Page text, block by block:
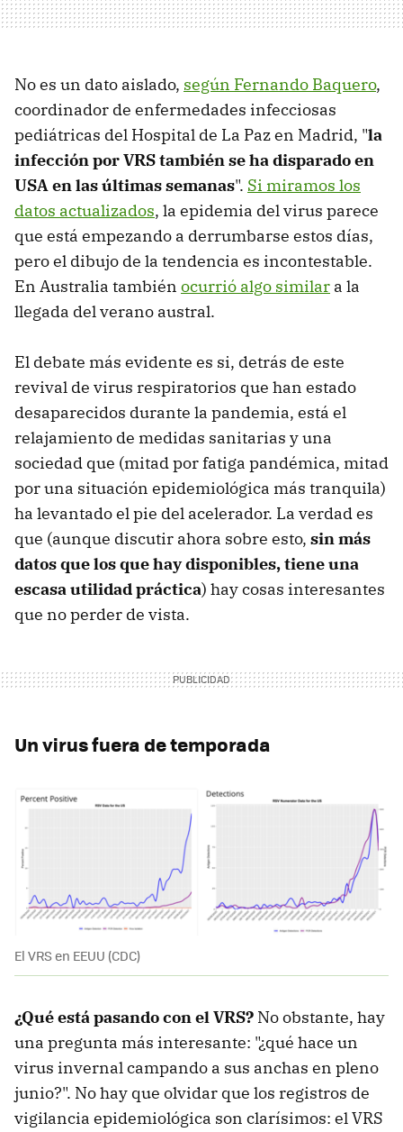
No es un dato aislado, según Fernando Baquero,
coordinador de enfermedades infecciosas
pediátricas del Hospital de La Paz en Madrid, "la
infección por VRS también se ha disparado en
USA en las últimas semanas". Si miramos los
datos actualizados, la epidemia del virus parece
que está empezando a derrumbarse estos días,
pero el dibujo de la tendencia es incontestable.
En Australia también ocurrió algo similar a la
llegada del verano austral.
El debate más evidente es si, detrás de este
revival de virus respiratorios que han estado
desaparecidos durante la pandemia, está el
relajamiento de medidas sanitarias y una
sociedad que (mitad por fatiga pandémica, mitad
por una situación epidemiológica más tranquila)
ha levantado el pie del acelerador. La verdad es
que (aunque discutir ahora sobre esto, sin más
datos que los que hay disponibles, tiene una
escasa utilidad práctica) hay cosas interesantes
que no perder de vista.
Un virus fuera de temporada
El VRS en EEUU (CDC)
¿Qué está pasando con el VRS? No obstante, hay
una pregunta más interesante: "¿qué hace un
virus invernal campando a sus anchas en pleno
junio?". No hay que olvidar que los registros de
vigilancia epidemiológica son clarísimos: el VRS